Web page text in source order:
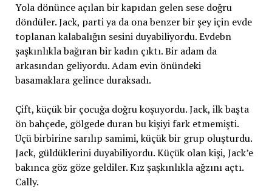
Yola dönünce açılan bir kapıdan gelen sese doğru
döndüler. Jack, parti ya da ona benzer bir şey için evde
toplanan kalabalığın sesini duyabiliyordu. Evdebn
şaşkınlıkla bağıran bir kadın çıktı. Bir adam da
arkasından geliyordu. Adam evin önündeki
basamaklara gelince duraksadı.
Çift, küçük bir çocuğa doğru koşuyordu. Jack, ilk başta
ön bahçede, gölgede duran bu kişiyi fark etmemişti.
Üçü birbirine sarılıp samimi, küçük bir grup oluşturdu.
Jack, güldüklerini duyabiliyordu. Küçük olan kişi, Jack’e
bakınca göz göze geldiler. Kız şaşkınlıkla ağzını açtı.
Cally.